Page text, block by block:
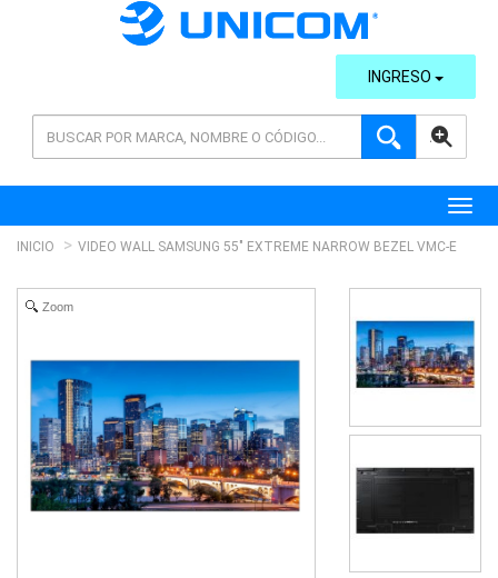
AVANZADA
INGRESO
INICIO VIDEO WALL SAMSUNG 55" EXTREME NARROW BEZEL VMC-E
Zoom